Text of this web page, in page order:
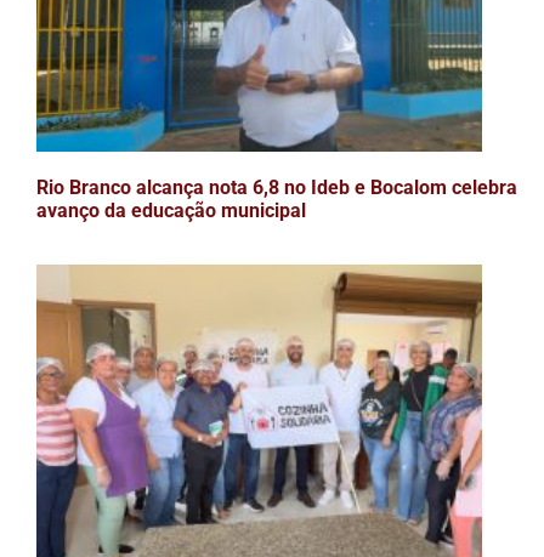
Rio Branco alcança nota 6,8 no Ideb e Bocalom celebra
avanço da educação municipal